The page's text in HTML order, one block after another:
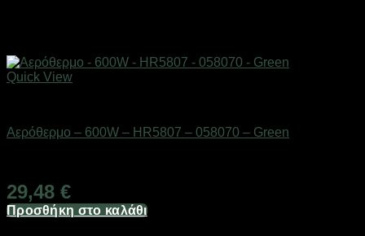
Quick View
Αερόθερμο – 600W – HR5807 – 058070 – Green
29,48 €
Προσθήκη στο καλάθι